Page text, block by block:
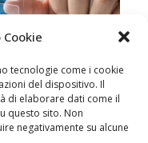
tecnologie come i cookie
del dispositivo. Il
di elaborare dati come il
questo sito. Non
negativamente su alcune